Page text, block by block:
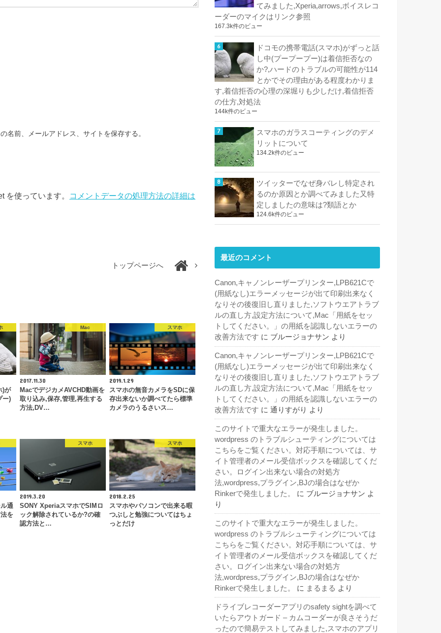
名前、メールアドレス、サイトを保存する。
を使っています。 コメントデータの処理方法の詳細は
トップページへ
)が
ー)
Mac
2017.11.30
MacでデジカメAVCHD動画を
取り込み,保存,管理,再生する
方法,DV…
スマホ
2019.1.29
スマホの無音カメラをSDに保
存出来ないか調べてたら標準
カメラのうるさいス…
通
を
スマホ
2019.3.20
SONY XperiaスマホでSIMロ
ック解除されているか?の確
認方法と…
スマホ
2018.2.25
スマホやパソコンで出来る暇
つぶしと勉強についてはちょ
っとだけ
てみました,Xperia,arrows,ボイスレコ
ーダーのマイクはリンク参照
167.3k件のビュー
ドコモの携帯電話(スマホ)がずっと話
し中(プープープー)は着信拒否なの
か?,ハードのトラブルの可能性が114
とかでその理由がある程度わかりま
す,着信拒否の心理の深堀りも少しだけ,着信拒否
の仕方,対処法
144k件のビュー
スマホのガラスコーティングのデメ
リットについて
134.2k件のビュー
ツイッターでなぜ身バレし特定され
るのか原因とか調べてみました又特
定しましたの意味は?類語とか
124.6k件のビュー
最近のコメント
Canon,キャノンレーザープリンター,LPB621Cで
(用紙なし)エラーメッセージが出て印刷出来なく
なりその後復旧し直りました,ソフトウエアトラブ
ルの直し方,設定方法について,Mac「用紙をセッ
トしてください。」の用紙を認識しないエラーの
改善方法です に ブルージョナサン より
Canon,キャノンレーザープリンター,LPB621Cで
(用紙なし)エラーメッセージが出て印刷出来なく
なりその後復旧し直りました,ソフトウエアトラブ
ルの直し方,設定方法について,Mac「用紙をセッ
トしてください。」の用紙を認識しないエラーの
改善方法です に 通りすがり より
このサイトで重大なエラーが発生しました。
wordpress のトラブルシューティングについては
こちらをご覧ください。対応手順については、サ
イト管理者のメール受信ボックスを確認してくだ
さい。ログイン出来ない場合の対処方
法,wordpress,プラグイン,BJの場合はなぜか
Rinkerで発生しました。
に ブルージョナサン よ
り
このサイトで重大なエラーが発生しました。
wordpress のトラブルシューティングについては
こちらをご覧ください。対応手順については、サ
イト管理者のメール受信ボックスを確認してくだ
さい。ログイン出来ない場合の対処方
法,wordpress,プラグイン,BJの場合はなぜか
Rinkerで発生しました。
に まるまる より
ドライブレコーダーアプリのsafety sightを調べて
いたらアウトガード – カムコーダーが良さそうだ
ったので簡易テストしてみました,スマホのアプリ